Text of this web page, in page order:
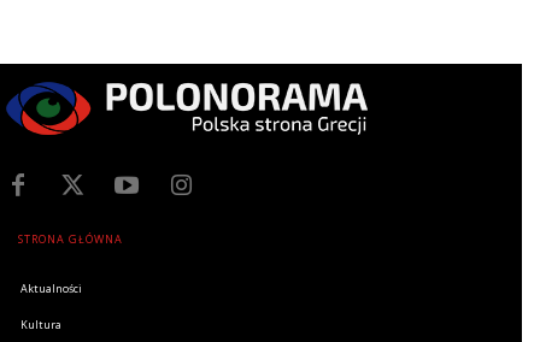
STRONA GŁÓWNA
Aktualności
Kultura